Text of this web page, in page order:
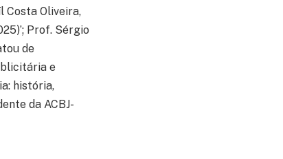
Costa Oliveira,
Prof. Sérgio
de
e
história,
da ACBJ-